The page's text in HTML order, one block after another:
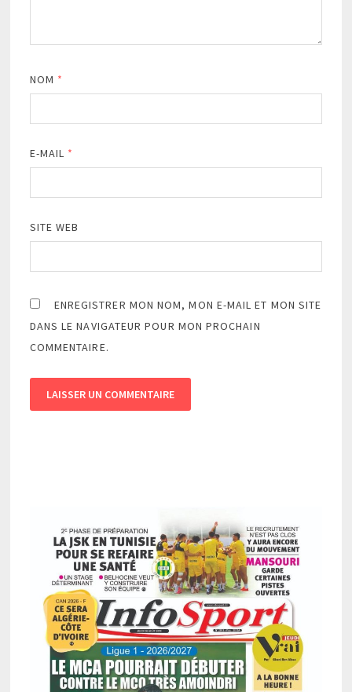
NOM *
E-MAIL *
SITE WEB
ENREGISTRER MON NOM, MON E-MAIL ET MON SITE
DANS LE NAVIGATEUR POUR MON PROCHAIN
COMMENTAIRE.